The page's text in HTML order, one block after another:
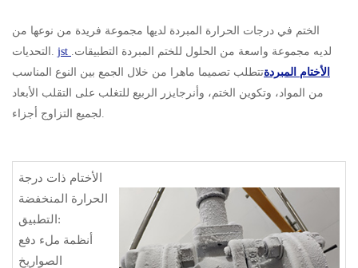
الختم في درجات الحرارة المبردة لديها مجموعة فريدة من نوعها من
jst لديه مجموعة واسعة من الحلول للختم المبردة التطبيقات.
الأختام المبردةتتطلب تصميما ماهرا من خلال الجمع بين النوع المناسب
من المواد، وتكوين الختم، وأنرجايزر الربيع للتغلب على التقلب الأبعاد
الأختام ذات درجة
الحرارة المنخفضة
التطبيق:
أنظمة ملء دفع
الصواريخ